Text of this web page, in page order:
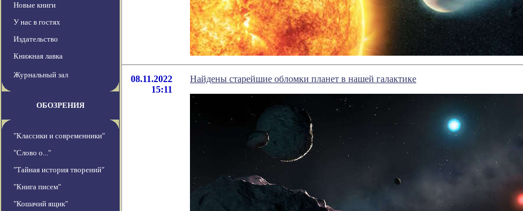
Новые книги
У нас в гостях
Издательство
Книжная лавка
Журнальный зал
ОБОЗРЕНИЯ
"Классики и современники"
"Слово о..."
"Тайная история творений"
"Книга писем"
"Кошачий ящик"
08.11.2022
15:11
Найдены старейшие обломки планет в нашей галактике